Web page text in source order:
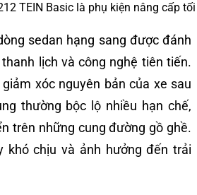
TEIN Basic là phụ kiện nâng cấp
sedan hạng sang được đánh
lịch và công nghệ tiên tiến.
xóc nguyên bản của xe sau
thường bộc lộ nhiều hạn chế,
trên những cung đường gồ ghề.
khó chịu và ảnh hưởng đến trải